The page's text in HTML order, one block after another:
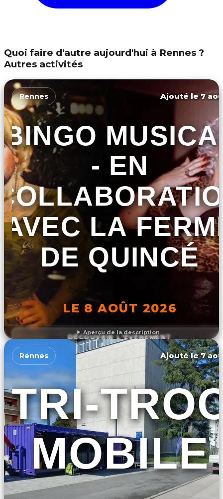
Quoi faire d'autre aujourd'hui à Rennes ?
Autres activités
Aperçu de la description
Rennes Ajouté le 7
BINGO
- EN
AVEC LA
DE QUINCÉ
LE 8 AOÛT 2026
DÉCOUVRIR L'ÉVÉNEMENT
Rennes Ajouté le 7
TRI-
MOBILE